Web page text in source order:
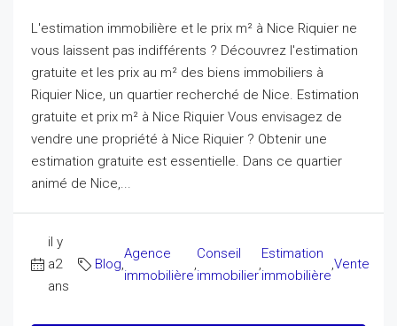
L'estimation immobilière et le prix m² à Nice Riquier ne
vous laissent pas indifférents ? Découvrez l'estimation
gratuite et les prix au m² des biens immobiliers à
Riquier Nice, un quartier recherché de Nice. Estimation
gratuite et prix m² à Nice Riquier Vous envisagez de
vendre une propriété à Nice Riquier ? Obtenir une
estimation gratuite est essentielle. Dans ce quartier
animé de Nice,...
il y
a2
ans
Blog,
Agence
immobilière
,
Conseil
immobilier
,
Estimation
immobilière
,Vente